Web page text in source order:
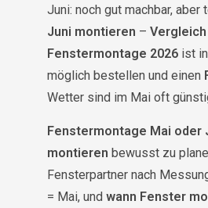
Juni: noch gut machbar,
Juni montieren – Vergleich
Fenstermontage 2026 ist
möglich bestellen und einen
Wetter sind im Mai oft
Fenstermontage Mai oder
montieren bewusst zu
Fensterpartner nach
= Mai, und wann Fenster